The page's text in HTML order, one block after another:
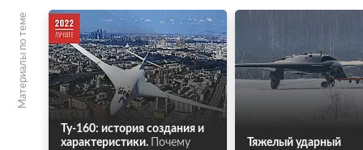
Материалы по теме
Ту-160: история создания и
характеристики.
Почему
Тяжелый ударный